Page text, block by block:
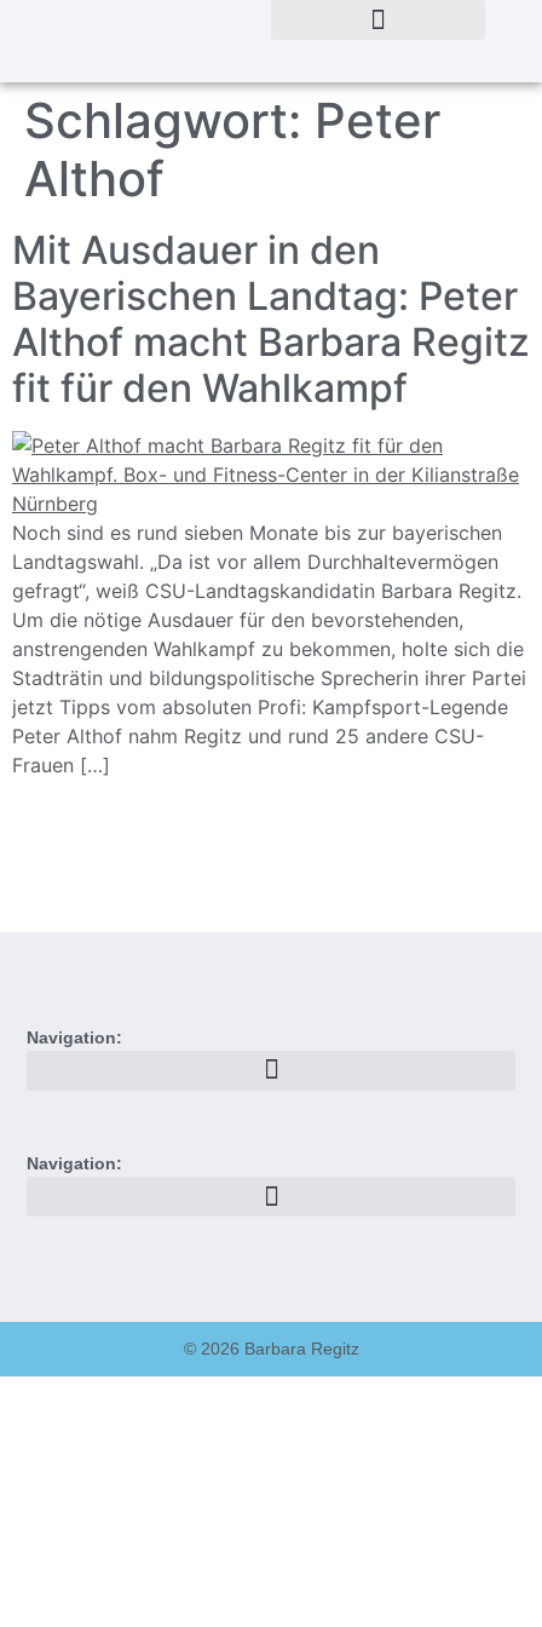
Schlagwort: Peter
Althof
Mit Ausdauer in den
Bayerischen Landtag: Peter
Althof macht Barbara Regitz
fit für den Wahlkampf
Noch sind es rund sieben Monate bis zur bayerischen
Landtagswahl. „Da ist vor allem Durchhaltevermögen
gefragt“, weiß CSU-Landtagskandidatin Barbara Regitz.
Um die nötige Ausdauer für den bevorstehenden,
anstrengenden Wahlkampf zu bekommen, holte sich die
Stadträtin und bildungspolitische Sprecherin ihrer Partei
jetzt Tipps vom absoluten Profi: Kampfsport-Legende
Peter Althof nahm Regitz und rund 25 andere CSU-
Frauen […]
Navigation:
Navigation:
© 2026 Barbara Regitz